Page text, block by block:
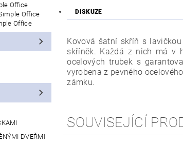
Office
Office
Office
DVEŘMI
DISKUZE
Kovová šatní skříň s
skříněk. Každá z nich má v
ocelových trubek s
vyrobena z pevného
zámku.
SOUVISEJÍCÍ